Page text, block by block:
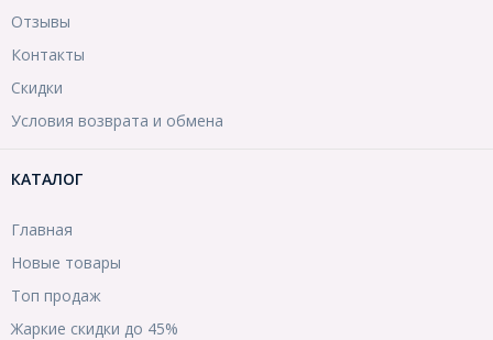
Отзывы
Контакты
Скидки
Условия возврата и обмена
КАТАЛОГ
Главная
Новые товары
Топ продаж
Жаркие скидки до 45%